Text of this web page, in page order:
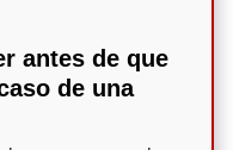
antes de que
de una